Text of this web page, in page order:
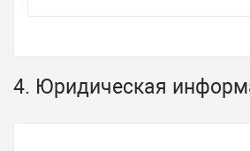
4. Юридическая